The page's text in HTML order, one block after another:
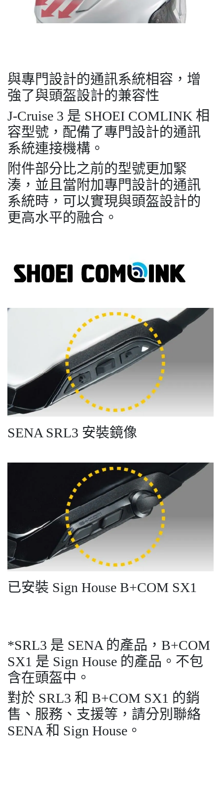
與專門設計的通訊系統相容，增
強了與頭盔設計的兼容性
J-Cruise 3 是 SHOEI COMLINK 相
容型號，配備了專門設計的通訊
系統連接機構。
附件部分比之前的型號更加緊
湊，並且當附加專門設計的通訊
系統時，可以實現與頭盔設計的
更高水平的融合。
SENA SRL3 安裝鏡像
已安裝 Sign House B+COM SX1
*SRL3 是 SENA 的產品，B+COM
SX1 是 Sign House 的產品。不包
含在頭盔中。
對於 SRL3 和 B+COM SX1 的銷
售、服務、支援等，請分別聯絡
SENA 和 Sign House。